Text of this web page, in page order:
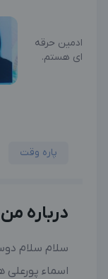
ادمین حرقه
ای هستم.
پاره وقت
درباره من
سلام سلام
اسماء